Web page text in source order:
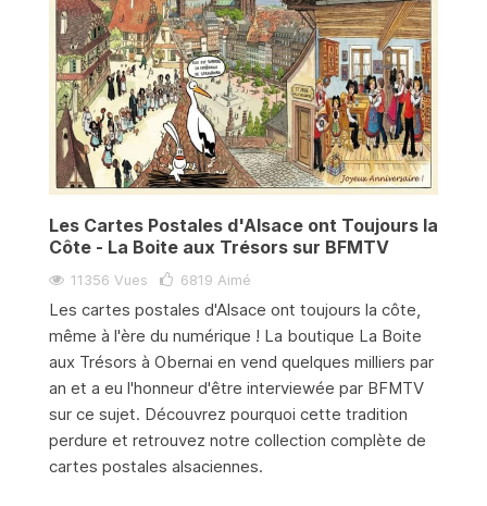
Les Cartes Postales d'Alsace ont Toujours la
Côte - La Boite aux Trésors sur BFMTV
11356 Vues 6819 Aimé
Les cartes postales d'Alsace ont toujours la côte,
même à l'ère du numérique ! La boutique La Boite
aux Trésors à Obernai en vend quelques milliers par
an et a eu l'honneur d'être interviewée par BFMTV
sur ce sujet. Découvrez pourquoi cette tradition
perdure et retrouvez notre collection complète de
cartes postales alsaciennes.